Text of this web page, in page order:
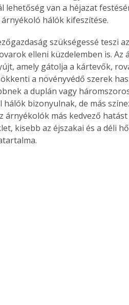
lehetőség van a héjazat
hálók kifeszítése.
szükségessé teszi
elleni küzdelemben is. Az
amely gátolja a kártevők,
a növényvédő szerek
a duplán vagy
hálók bizonyulnak, de más
árnyékolók más kedvező
kisebb az éjszakai és a déli